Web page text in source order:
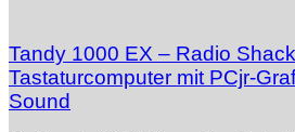
Tandy 1000 EX – Radio
Tastaturcomputer mit PCjr-
Sound